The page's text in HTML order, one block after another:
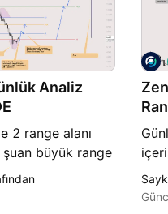
Analiz
2 range alanı
büyük range
hedefi
üst bandı..
l
ı